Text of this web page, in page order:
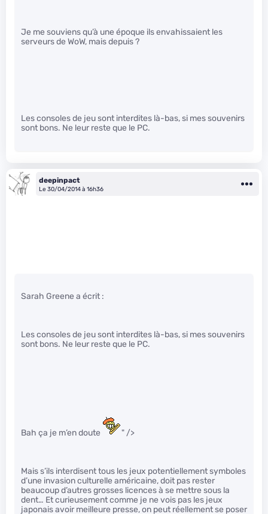
Je me souviens qu’à une époque ils envahissaient les
serveurs de WoW, mais depuis ?
Les consoles de jeu sont interdites là-bas, si mes souvenirs
sont bons. Ne leur reste que le PC.
deepinpact
Le 30/04/2014 à 16h36
Sarah Greene a écrit :
Les consoles de jeu sont interdites là-bas, si mes souvenirs
sont bons. Ne leur reste que le PC.
Bah ça je m’en doute " />
Mais s’ils interdisent tous les jeux potentiellement symboles
d’une invasion culturelle américaine, doit pas rester
beaucoup d’autres grosses licences à se mettre sous la
dent… Et curieusement comme je ne vois pas les jeux
japonais avoir meilleure presse, on peut réellement se poser